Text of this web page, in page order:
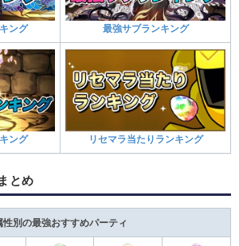
ング 最強サブランキング
ング リセマラ当たりランキング
とめ
性別の最強おすすめパーティ